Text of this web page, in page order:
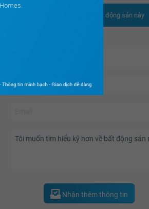
Nhận thêm thông tin bất động sản này
Nhận thêm thông tin